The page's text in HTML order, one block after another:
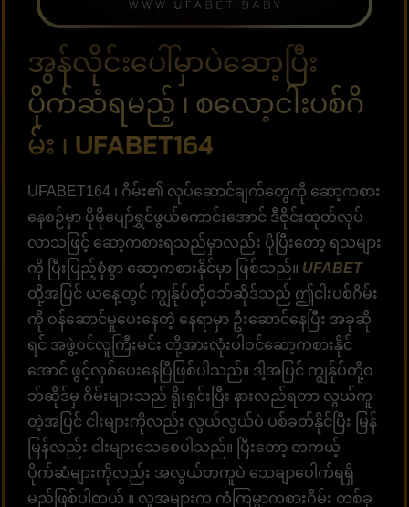
အွန်လိုင်းပေါ်မှာပဲဆော့ပြီး
ပိုက်ဆံရမည့် ၊ စလော့ငါးပစ်ဂိ
မ်း ၊ UFABET164
UFABET164 ၊ ဂိမ်း၏ လုပ်ဆောင်ချက်တွေကို ဆော့ကစား
နေစဉ်မှာ ပိုမိုပျော်ရွှင်ဖွယ်ကောင်းအောင် ဒီဇိုင်းထုတ်လုပ်
လာသဖြင့် ဆော့ကစားရသည်မှာလည်း ပိုပြီးတော့ ရသများ
ကို ပြီးပြည့်စုံစွာ ဆော့ကစားနိုင်မှာ ဖြစ်သည်။ UFABET
ထို့အပြင် ယနေ့တွင် ကျွန်ုပ်တို့ဝဘ်ဆိုဒ်သည် ဤငါးပစ်ဂိမ်း
ကို ဝန်ဆောင်မှုပေးနေတဲ့ နေရာမှာ ဦးဆောင်နေပြီး အခုဆို
ရင် အဖွဲ့ဝင်လူကြီးမင်း တို့အားလုံးပါဝင်ဆော့ကစားနိုင်
အောင် ဖွင့်လှစ်ပေးနေပြီဖြစ်ပါသည်။ ဒါ့အပြင် ကျွန်ုပ်တို့ဝ
ဘ်ဆိုဒ်မှ ဂိမ်းများသည် ရိုးရှင်းပြီး နားလည်ရတာ လွယ်ကူ
တဲ့အပြင် ငါးများကိုလည်း လွယ်လွယ်ပဲ ပစ်ခတ်နိုင်ပြီး မြန်
မြန်လည်း ငါးများသေစေပါသည်။ ပြီးတော့ တကယ့်
ပိုက်ဆံများကိုလည်း အလွယ်တကူပဲ သေချာပေါက်ရရှိ
မည်ဖြစ်ပါတယ် ။ လူအများက ကံကြမ္မာကစားဂိမ်း တစ်ခု